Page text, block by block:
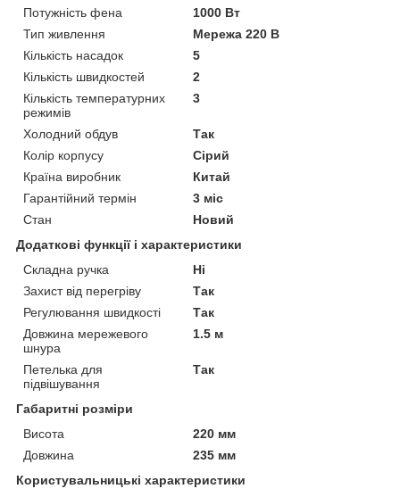
Потужність фена
1000 Вт
Тип живлення
Мережа 220 В
Кількість насадок
5
Кількість швидкостей
2
Кількість температурних
режимів
3
Холодний обдув
Так
Колір корпусу
Сірий
Країна виробник
Китай
Гарантійний термін
3 міс
Стан
Новий
Додаткові функції і характеристики
Складна ручка
Ні
Захист від перегріву
Так
Регулювання швидкості
Так
Довжина мережевого
шнура
1.5 м
Петелька для
підвішування
Так
Габаритні розміри
Висота
220 мм
Довжина
235 мм
Користувальницькі характеристики